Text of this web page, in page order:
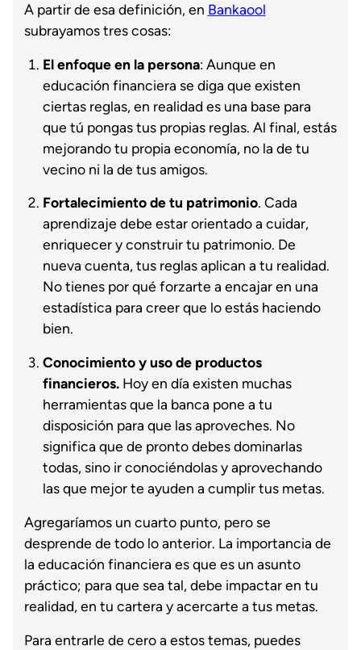
A partir de esa definición, en Bankaool
subrayamos tres cosas:
El enfoque en la persona: Aunque en
educación financiera se diga que existen
ciertas reglas, en realidad es una base para
que tú pongas tus propias reglas. Al final, estás
mejorando tu propia economía, no la de tu
vecino ni la de tus amigos.
Fortalecimiento de tu patrimonio. Cada
aprendizaje debe estar orientado a cuidar,
enriquecer y construir tu patrimonio. De
nueva cuenta, tus reglas aplican a tu realidad.
No tienes por qué forzarte a encajar en una
estadística para creer que lo estás haciendo
bien.
Conocimiento y uso de productos
financieros. Hoy en día existen muchas
herramientas que la banca pone a tu
disposición para que las aproveches. No
significa que de pronto debes dominarlas
todas, sino ir conociéndolas y aprovechando
las que mejor te ayuden a cumplir tus metas.
Agregaríamos un cuarto punto, pero se
desprende de todo lo anterior. La importancia de
la educación financiera es que es un asunto
práctico; para que sea tal, debe impactar en tu
realidad, en tu cartera y acercarte a tus metas.
Para entrarle de cero a estos temas, puedes